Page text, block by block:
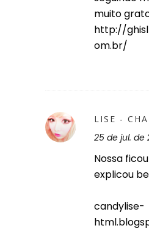
muito
http://
om.br/
LISE -
25 de jul. de
Nossa
explicou
candylise-